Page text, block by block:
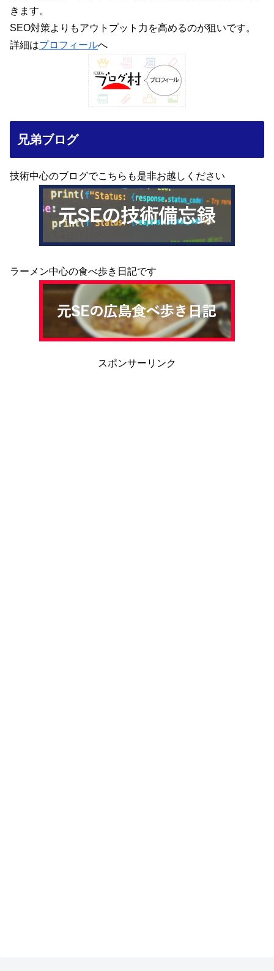
きます。
SEO対策よりもアウトプット力を高めるのが狙いです。
詳細はプロフィールへ
兄弟ブログ
技術中心のブログでこちらも是非お越しください
ラーメン中心の食べ歩き日記です
スポンサーリンク